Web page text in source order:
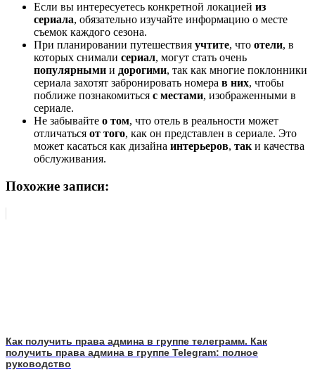
Если вы интересуетесь конкретной локацией из
сериала, обязательно изучайте информацию о месте
съемок каждого сезона.
При планировании путешествия учтите, что отели, в
которых снимали сериал, могут стать очень
популярными и дорогими, так как многие поклонники
сериала захотят забронировать номера в них, чтобы
поближе познакомиться с местами, изображенными в
сериале.
Не забывайте о том, что отель в реальности может
отличаться от того, как он представлен в сериале. Это
может касаться как дизайна интерьеров, так и качества
обслуживания.
Похожие записи:
Как получить права админа в группе телеграмм. Как
получить права админа в группе Telegram: полное
руководство